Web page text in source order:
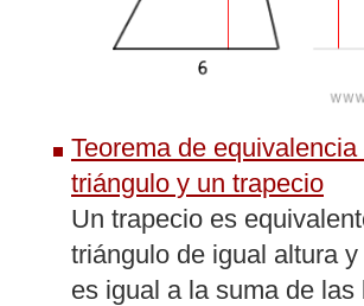
Teorema de equivalencia
triángulo y un trapecio
Un trapecio es
triángulo de igual altura
es igual a la suma de las